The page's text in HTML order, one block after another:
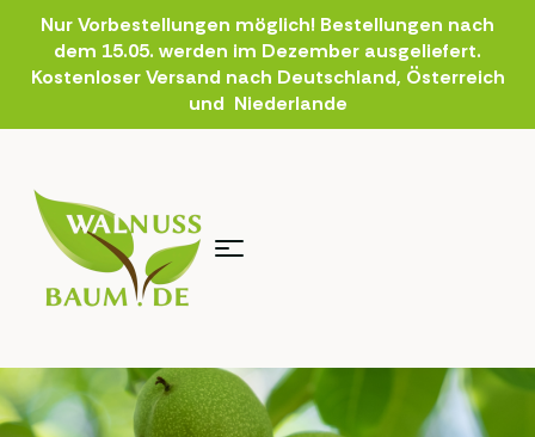
Nur Vorbestellungen möglich! Bestellungen nach
dem 15.05. werden im Dezember ausgeliefert.
Kostenloser Versand nach Deutschland, Österreich
und Niederlande